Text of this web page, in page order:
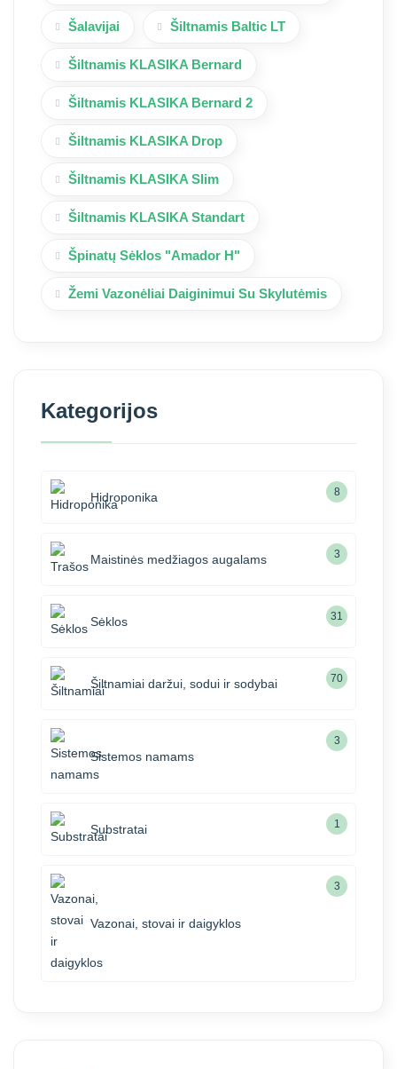
Šalavijai Šiltnamis Baltic LT
Šiltnamis KLASIKA Bernard
Šiltnamis KLASIKA Bernard 2
Šiltnamis KLASIKA Drop
Šiltnamis KLASIKA Slim
Šiltnamis KLASIKA Standart
Špinatų Sėklos "Amador H"
Žemi Vazonėliai Daiginimui Su Skylutėmis
Kategorijos
Hidroponika 8
Maistinės medžiagos augalams 3
Sėklos 31
Šiltnamiai daržui, sodui ir sodybai 70
Sistemos namams
3
Substratai 1
Vazonai, stovai ir daigyklos
3